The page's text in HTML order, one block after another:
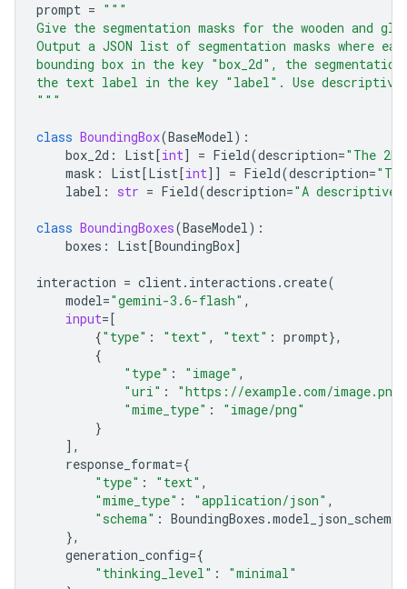
prompt = """
Give the segmentation masks for the wooden and
Output a JSON list of segmentation masks where
bounding box in the key "box_2d", the
the text label in the key "label". Use
"""
class BoundingBox(BaseModel):
box_2d : List[int] = Field(description="The
mask : List[List[int]] = Field(description=
label : str = Field(description="A
class BoundingBoxes(BaseModel):
boxes : List[BoundingBox]
interaction = client. interactions .create(
model="gemini-3.6-flash" ,
input=[
{"type" : "text" , "text" : prompt},
{
"type" : "image" ,
"uri" :
"https://example.com/image.png"
"mime_type" :
"image/png"
}
],
response_format={
"type" : "text" ,
"mime_type" : "application/json" ,
"schema" : BoundingBoxes .model_json_schema
},
generation_config={
"thinking_level" :
"minimal"